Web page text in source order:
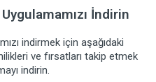
İndirin
indirmek için aşağıdaki
ve fırsatları takip etmek
indirin.